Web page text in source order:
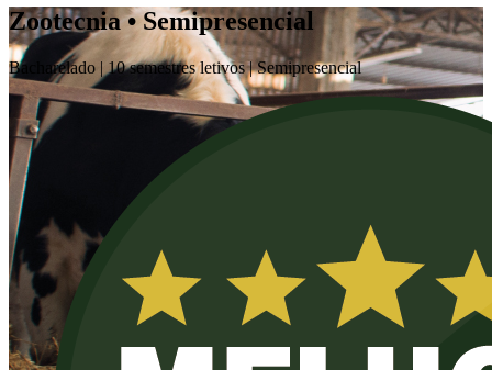
Zootecnia • Semipresencial
Bacharelado | 10 semestres letivos |Semipresencial